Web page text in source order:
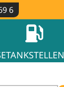
6
TANKSTELLEN